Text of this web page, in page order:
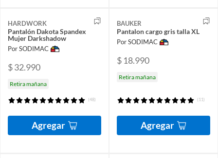
HARDWORK
Pantalón Dakota Spandex
Mujer Darkshadow
Por SODIMAC
$ 32.990
Retira mañana
(48)
Agregar
BAUKER
Pantalon cargo gris talla XL
Por SODIMAC
$ 18.990
Retira mañana
(11)
Agregar